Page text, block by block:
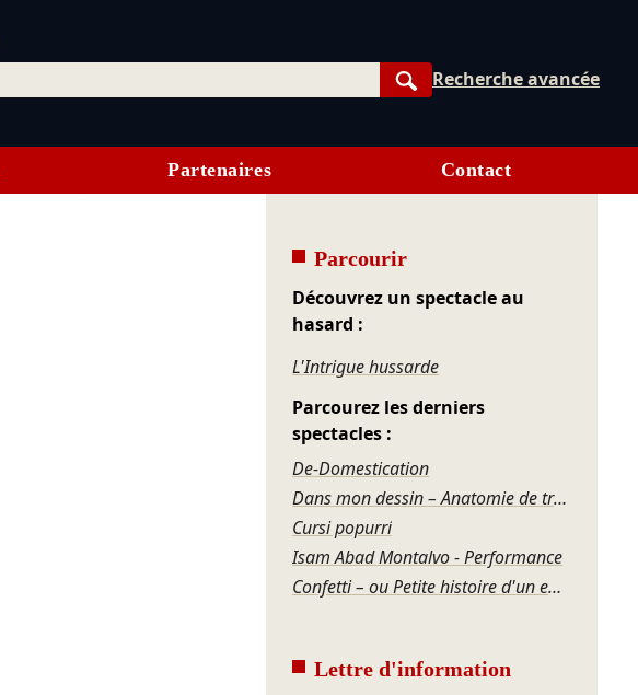
Rechercher
Recherche avancée
Partenaires Contact
Parcourir
Découvrez un spectacle au
hasard :
L'Intrigue hussarde
Parcourez les derniers
spectacles :
De-Domestication
Dans mon dessin – Anatomie de transition #1
Cursi popurrí
Isam Abad Montalvo - Performance
Confetti – ou Petite histoire d'un effondrement
Lettre d'information